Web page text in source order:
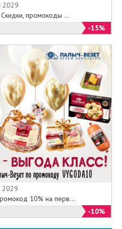
2029
промокоды ...
-15%
2029
10% на перв...
-10%